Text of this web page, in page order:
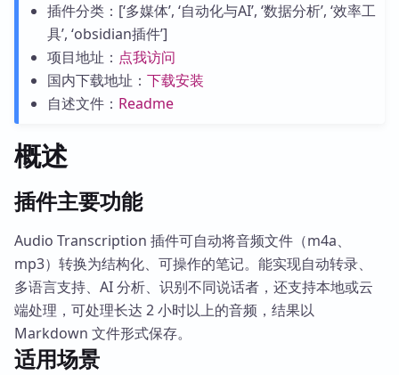
插件分类：[‘多媒体’, ‘自动化与AI’, ‘数据分析’, ‘效率工
具’, ‘obsidian插件’]
项目地址： 点我访问
国内下载地址： 下载安装
自述文件： Readme
概述
插件主要功能
Audio Transcription 插件可自动将音频文件（m4a、
mp3）转换为结构化、可操作的笔记。能实现自动转录、
多语言支持、AI 分析、识别不同说话者，还支持本地或云
端处理，可处理长达 2 小时以上的音频，结果以
Markdown 文件形式保存。
适用场景